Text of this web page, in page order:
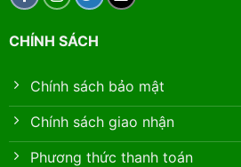
CHÍNH SÁCH
Chính sách bảo mật
Chính sách giao nhận
Phương thức thanh toán